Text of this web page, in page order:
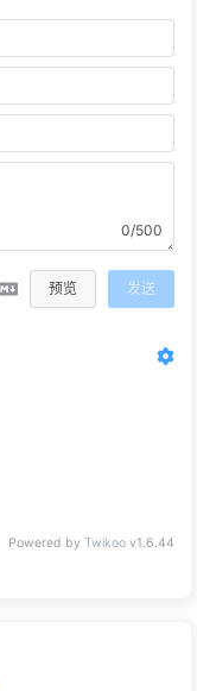
0/500
预览 发送
Powered by Twikoo v1.6.44